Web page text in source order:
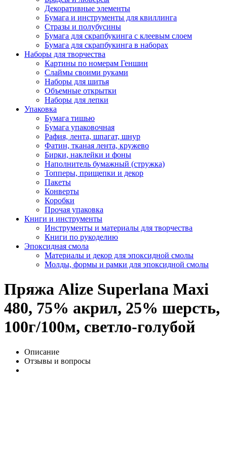
Декоративные элементы
Бумага и инструменты для квиллинга
Стразы и полубусины
Бумага для скрапбукинга с клеевым слоем
Бумага для скрапбукинга в наборах
Наборы для творчества
Картины по номерам Геншин
Слаймы своими руками
Наборы для шитья
Объемные открытки
Наборы для лепки
Упаковка
Бумага тишью
Бумага упаковочная
Рафия, лента, шпагат, шнур
Фатин, тканая лента, кружево
Бирки, наклейки и фоны
Наполнитель бумажный (стружка)
Топперы, прищепки и декор
Пакеты
Конверты
Коробки
Прочая упаковка
Книги и инструменты
Инструменты и материалы для творчества
Книги по рукоделию
Эпоксидная смола
Материалы и декор для эпоксидной смолы
Молды, формы и рамки для эпоксидной смолы
Пряжа Alize Superlana Maxi
480, 75% акрил, 25% шерсть,
100г/100м, светло-голубой
Описание
Отзывы и вопросы